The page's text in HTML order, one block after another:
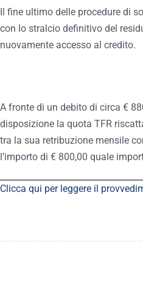
Il fine ultimo delle procedure di
con lo stralcio definitivo del
nuovamente accesso al credito.
A fronte di un debito di circa €
disposizione la quota TFR
tra la sua retribuzione mensile
l’importo di € 800,00 quale
Clicca qui per leggere il